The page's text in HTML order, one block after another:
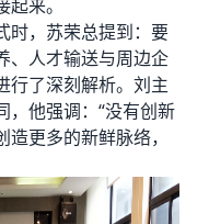
来。
时，苏荣总提到：要
、人才输送与周边企
行了深刻解析。刘主
，他强调：“没有创新
更多的新鲜脉络，